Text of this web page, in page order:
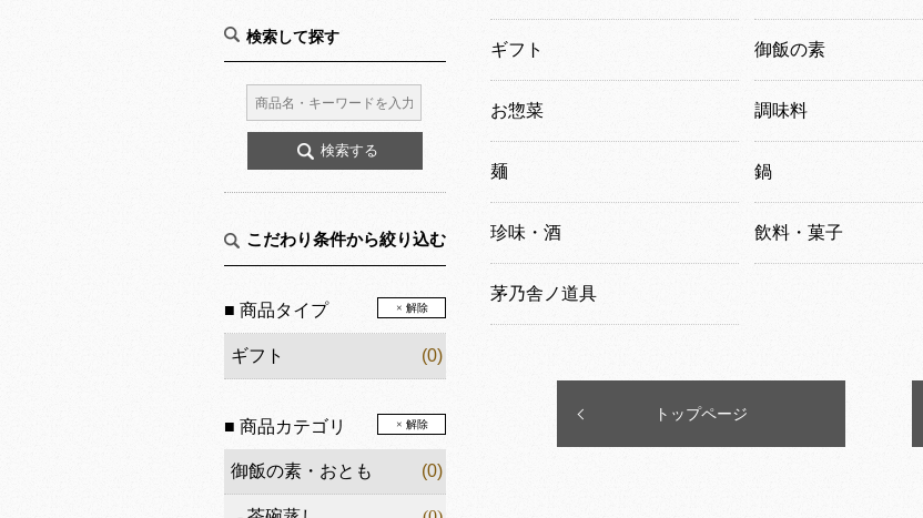
検索して探す
こだわり条件から絞り込む
■ 商品タイプ × 解除
ギフト (0)
■ 商品カテゴリ × 解除
御飯の素・おとも (0)
ギフト 御飯の素
お惣菜 調味料
麺 鍋
珍味・酒 飲料・菓子
茅乃舎ノ道具
トップページ